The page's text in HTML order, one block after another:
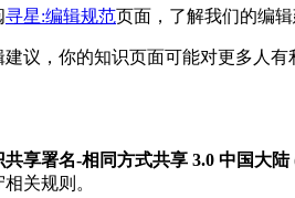
寻星:编辑规范页面，了解我们的编辑
议，你的知识页面可能对更多人有
共享署名-相同方式共享 3.0 中国大陆
关规则。